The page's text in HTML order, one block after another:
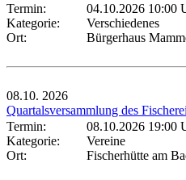
Termin:
04.10.2026 10:00
Kategorie:
Verschiedenes
Ort:
Bürgerhaus
08.10. 2026
Quartalsversammlung des
Termin:
08.10.2026 19:00
Kategorie:
Vereine
Ort:
Fischerhütte am